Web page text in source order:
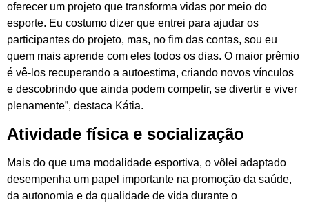
oferecer um projeto que transforma vidas por meio do
esporte. Eu costumo dizer que entrei para ajudar os
participantes do projeto, mas, no fim das contas, sou eu
quem mais aprende com eles todos os dias. O maior prêmio
é vê-los recuperando a autoestima, criando novos vínculos
e descobrindo que ainda podem competir, se divertir e viver
plenamente”, destaca Kátia.
Atividade física e socialização
Mais do que uma modalidade esportiva, o vôlei adaptado
desempenha um papel importante na promoção da saúde,
da autonomia e da qualidade de vida durante o